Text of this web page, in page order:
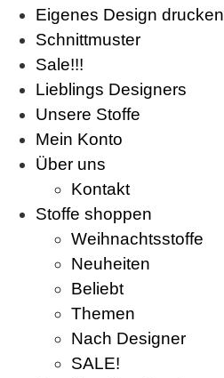
Eigenes Design drucken
Schnittmuster
Sale!!!
Lieblings Designers
Unsere Stoffe
Mein Konto
Über uns
Kontakt
Stoffe shoppen
Weihnachtsstoffe
Neuheiten
Beliebt
Themen
Nach Designer
SALE!